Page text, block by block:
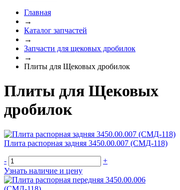
Главная
→
Каталог запчастей
→
Запчасти для щековых дробилок
→
Плиты для Щековых дробилок
Плиты для Щековых
дробилок
Плита распорная задняя 3450.00.007 (СМД-118)
-
+
Узнать наличие и цену